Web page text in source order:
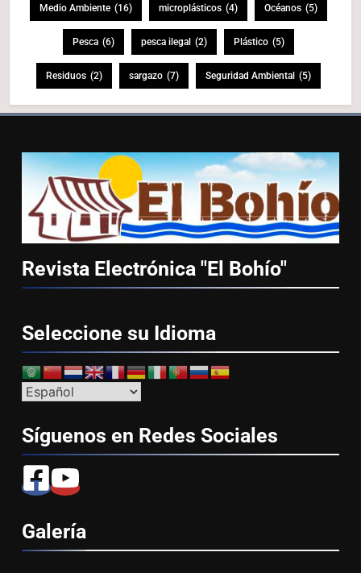
Medio Ambiente (16) microplásticos (4) Océanos (5)
Pesca (6) pesca ilegal (2) Plástico (5)
Residuos (2) sargazo (7) Seguridad Ambiental (5)
Revista Electrónica "El Bohío"
Seleccione su Idioma
Síguenos en Redes Sociales
Galería